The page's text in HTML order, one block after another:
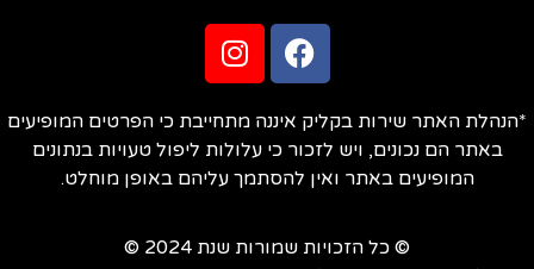
האתר שירות בקליק איננה מתחייבת כי הפרטים המופיעים
באתר הם נכונים, ויש לזכור כי עלולות ליפול טעויות בנתונים
המופיעים באתר ואין להסתמך עליהם באופן מוחלט.
© כל הזכויות שמורות שנת 2024 ©